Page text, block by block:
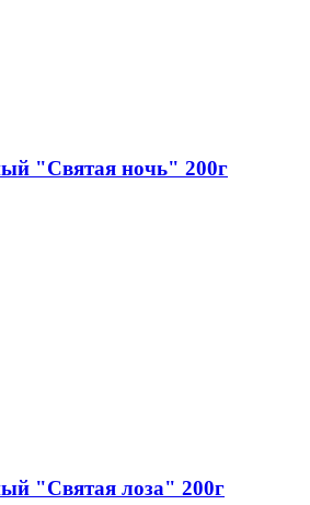
"Святая ночь" 200г
"Святая лоза" 200г